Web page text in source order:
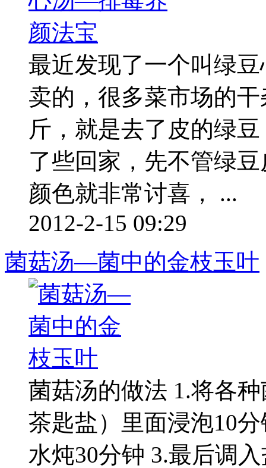
最近发现了一个叫绿
卖的，很多菜市场的
斤，就是去了皮的绿
了些回家，先不管绿
颜色就非常讨喜， ...
2012-2-15 09:29
菌菇汤—菌中的金枝玉叶
菌菇汤的做法 1.将各
茶匙盐）里面浸泡10
水炖30分钟 3.最后调